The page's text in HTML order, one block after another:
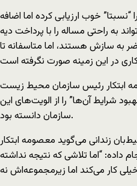
خوب ارزیابی کرده اما اضافه
به راحتی مساله را با پرداخت دیه
به سازش هستند، اما متاسفانه تا
ابتکار رئیس سازمان محیط زیست
شرایط آن‌ها” را از الویت‌های این
سازمان دانسته بود.
زندانی می‌گوید معصومه ابتکار
داده: “اما تلاشی که نتیجه نداشته